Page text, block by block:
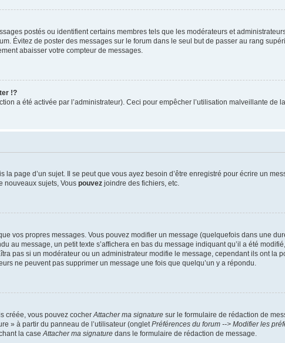
postés ou identifient certains membres tels que les modérateurs et
Évitez de poster des messages sur le forum dans le seul but de passer au rang
abaisser votre compteur de messages.
!?
a été activée par l’administrateur). Ceci pour empêcher l’utilisation malveillante de
page d’un sujet. Il se peut que vous ayez besoin d’être enregistré pour écrire un
nouveaux sujets, Vous pouvez joindre des fichiers, etc.
vos propres messages. Vous pouvez modifier un message (quelquefois dans une
au message, un petit texte s’affichera en bas du message indiquant qu’il a été
pas si un modérateur ou un administrateur modifie le message, cependant ils ont la
ne peuvent pas supprimer un message une fois que quelqu’un y a répondu.
créée, vous pouvez cocherAttacher ma signature sur le formulaire de rédaction de
» à partir du panneau de l’utilisateur (ongletPréférences du forum --> Modifier les
la caseAttacher ma signature dans le formulaire de rédaction de message.